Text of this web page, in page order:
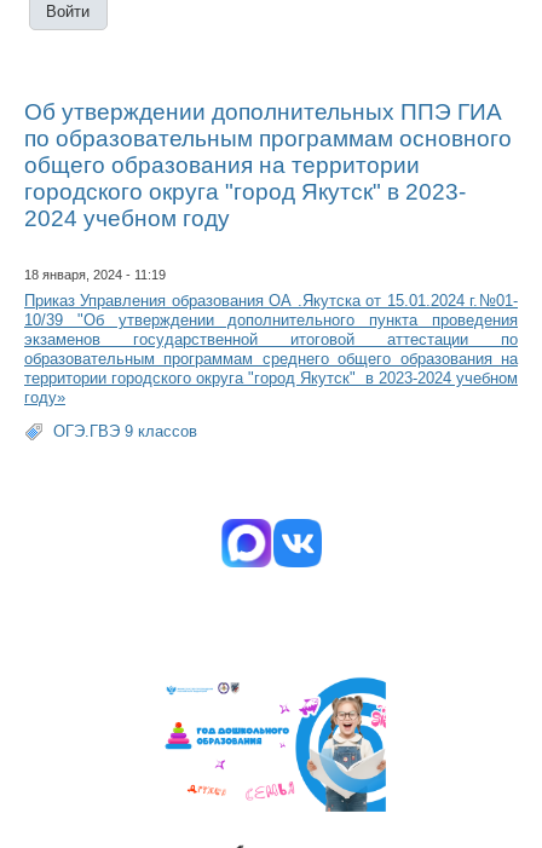
Об утверждении дополнительных ППЭ ГИА
по образовательным программам основного
общего образования на территории
городского округа "город Якутск" в 2023-
2024 учебном году
18 января, 2024 - 11:19
Приказ Управления образования ОА .Якутска от 15.01.2024 г.№01-
10/39 "Об утверждении дополнительного пункта проведения
экзаменов государственной итоговой аттестации по
образовательным программам среднего общего образования на
территории городского округа "город Якутск" в 2023-2024 учебном
году»
ОГЭ.ГВЭ 9 классов